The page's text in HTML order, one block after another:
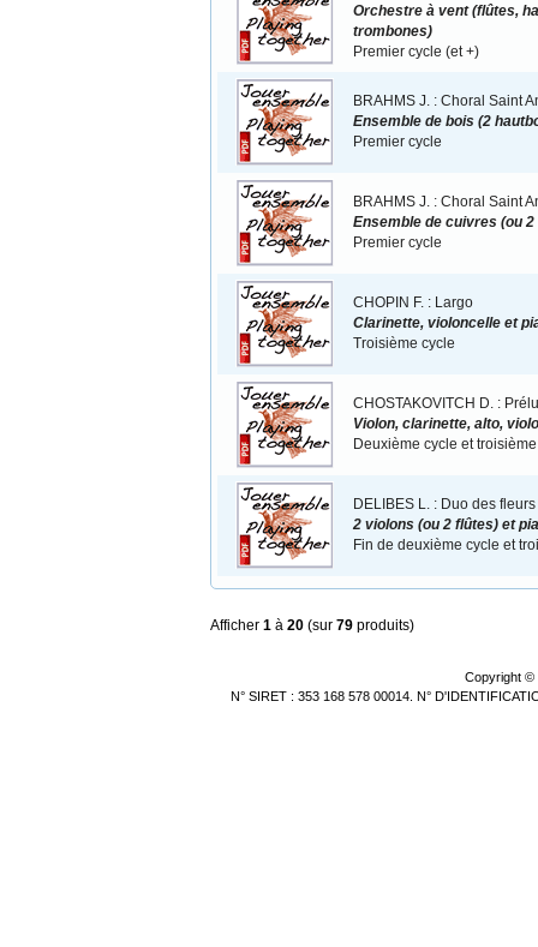
Orchestre à vent (flûtes,
trombones)
Premier cycle (et +)
BRAHMS J. : Choral Saint
Ensemble de bois (2
Premier cycle
BRAHMS J. : Choral Saint
Ensemble de cuivres (ou
Premier cycle
CHOPIN F. : Largo
Clarinette, violoncelle et
Troisième cycle
CHOSTAKOVITCH D. :
Violon, clarinette, alto,
Deuxième cycle et troisième
DELIBES L. : Duo des fleurs
2 violons (ou 2 flûtes) et
Fin de deuxième cycle et
Afficher 1 à 20 (sur 79 produits)
Copyright ©
N° SIRET : 353 168 578 00014. N°